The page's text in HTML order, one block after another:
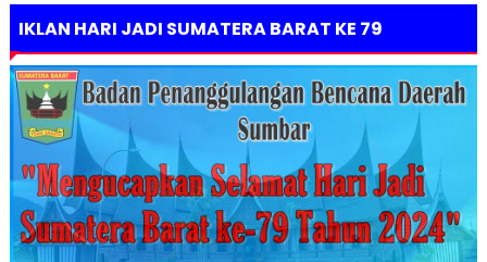
IKLAN HARI JADI SUMATERA BARAT KE 79